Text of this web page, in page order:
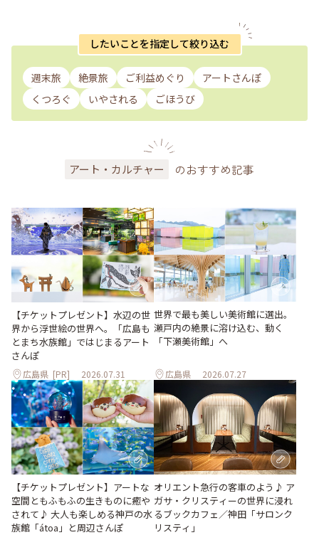
したいことを指定して絞り込む
週末旅 絶景旅 ご利益めぐり
アートさんぽ
くつろぐ
いやされる ごほうび
アート・カルチャー のおすすめ記事
【チケットプレゼント】水辺の世
界から浮世絵の世界へ。「広島も
とまち水族館」ではじまるアート
さんぽ
広島県 [PR] 2026.07.31
世界で最も美しい美術館に選出。
瀬戸内の絶景に溶け込む、動く
「下瀬美術館」へ
広島県 2026.07.27
【チケットプレゼント】アートな
空間ともふもふの生きものに癒や
されて♪ 大人も楽しめる神戸の水
族館「átoa」と周辺さんぽ
オリエント急行の客車のよう♪ ア
ガサ・クリスティーの世界に浸れ
るブックカフェ／神田「サロンク
リスティ」